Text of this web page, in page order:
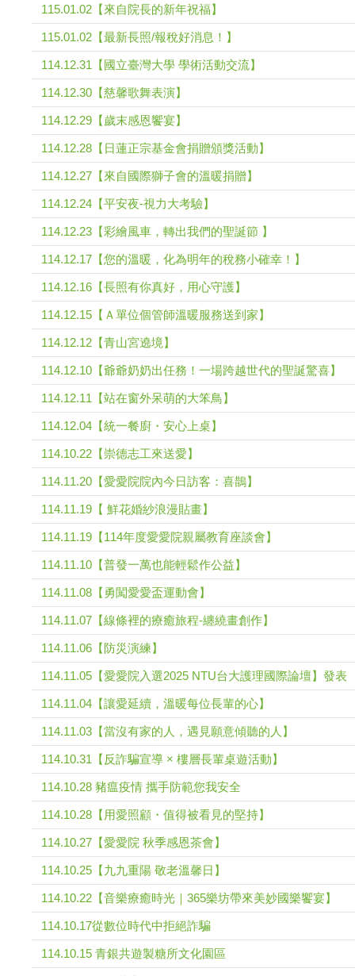
115.01.02【來自院長的新年祝福】
115.01.02【最新長照/報稅好消息！】
114.12.31【國立臺灣大學 學術活動交流】
114.12.30【慈馨歌舞表演】
114.12.29【歲末感恩饗宴】
114.12.28【日蓮正宗基金會捐贈頒獎活動】
114.12.27【來自國際獅子會的溫暖捐贈】
114.12.24【平安夜-視力大考驗】
114.12.23【彩繪風車，轉出我們的聖誕節 】
114.12.17【您的溫暖，化為明年的稅務小確幸！】
114.12.16【長照有你真好，用心守護】
114.12.15【Ａ單位個管師溫暖服務送到家】
114.12.12【青山宮遶境】
114.12.10【爺爺奶奶出任務！一場跨越世代的聖誕驚喜】
114.12.11【站在窗外呆萌的大笨鳥】
114.12.04【統一餐廚・安心上桌】
114.10.22【崇德志工來送愛】
114.11.20【愛愛院院內今日訪客：喜鵲】
114.11.19【 鮮花婚紗浪漫貼畫】
114.11.19【114年度愛愛院親屬教育座談會】
114.11.10【普發一萬也能輕鬆作公益】
114.11.08【勇闖愛愛盃運動會】
114.11.07【線條裡的療癒旅程-纏繞畫創作】
114.11.06【防災演練】
114.11.05【愛愛院入選2025 NTU台大護理國際論壇】發表
114.11.04【讓愛延續，溫暖每位長輩的心】
114.11.03【當沒有家的人，遇見願意傾聽的人】
114.10.31【反詐騙宣導 × 樓層長輩桌遊活動】
114.10.28 豬瘟疫情 攜手防範您我安全
114.10.28【用愛照顧・值得被看見的堅持】
114.10.27【愛愛院 秋季感恩茶會】
114.10.25【九九重陽 敬老溫馨日】
114.10.22【音樂療癒時光｜365樂坊帶來美妙國樂饗宴】
114.10.17從數位時代中拒絕詐騙
114.10.15 青銀共遊製糖所文化園區